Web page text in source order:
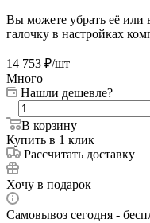
Вы можете убрать её или
галочку в настройках
14 753 ₽/шт
Много
Нашли дешевле?
В корзину
Купить в 1 клик
Рассчитать доставку
Хочу в подарок
Самовывоз сегодня -